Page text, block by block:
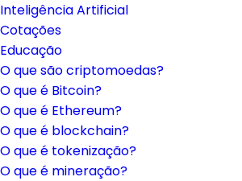
Inteligência Artificial
Cotações
Educação
O que são criptomoedas?
O que é Bitcoin?
O que é Ethereum?
O que é blockchain?
O que é tokenização?
O que é mineração?